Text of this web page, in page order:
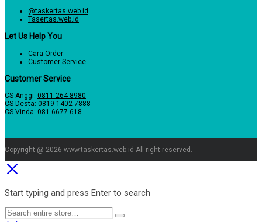
@taskertas.web.id
Tasertas.web.id
Let Us Help You
Cara Order
Customer Service
Customer Service
CS Anggi: 0811-264-8980
CS Desta: 0819-1402-7888
CS Vinda: 081-6677-618
Copyright @ 2026 www.taskertas.web.id All right reserved.
Start typing and press Enter to search